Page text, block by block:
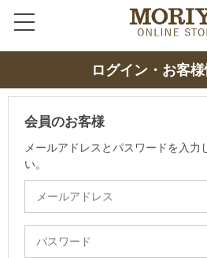
ログイン・お客
会員のお客様
メールアドレスとパスワードを入力
い。